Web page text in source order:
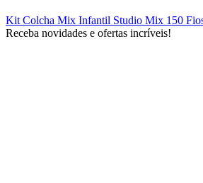
Kit Colcha Mix Infantil Studio Mix 150
Receba novidades e ofertas incríveis!